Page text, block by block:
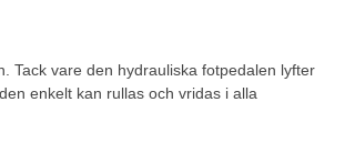
Tack vare den hydrauliska fotpedalen lyfter
enkelt kan rullas och vridas i alla